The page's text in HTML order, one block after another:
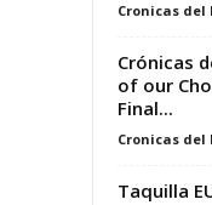
Cronicas
Crónicas
of our
Final...
Cronicas
Taquilla